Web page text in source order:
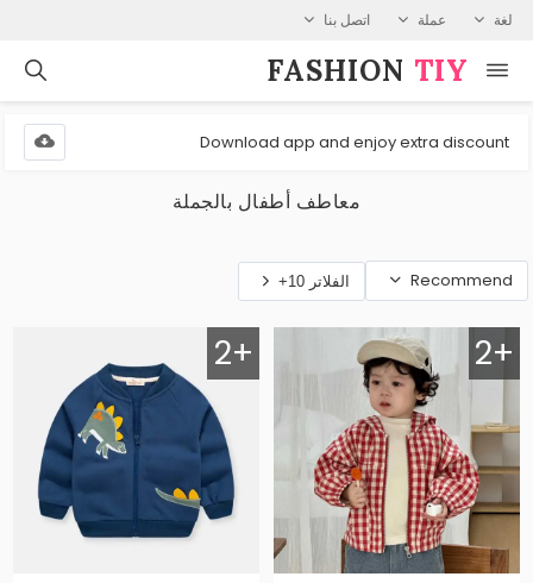
لغة عملة اتصل بنا
FASHION⁠ TIY
Download app and enjoy extra discount
معاطف أطفال بالجملة
Recommend الفلاتر 10+
2+
2+